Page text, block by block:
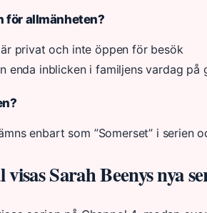
för allmänheten?
privat och inte öppen för besök
enda inblicken i familjens vardag på
enbart som ”Somerset” i serien
Sarah Beenys nya